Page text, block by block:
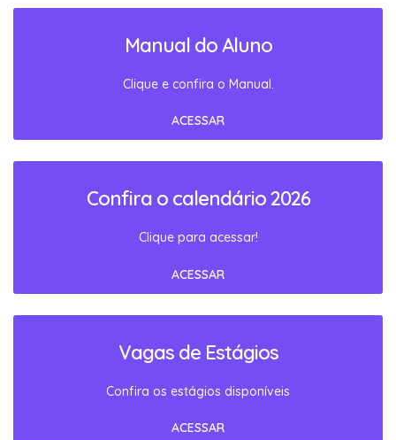
Manual do Aluno
Clique e confira o Manual.
ACESSAR
Confira o calendário 2026
Clique para acessar!
ACESSAR
Vagas de Estágios
Confira os estágios disponíveis
ACESSAR